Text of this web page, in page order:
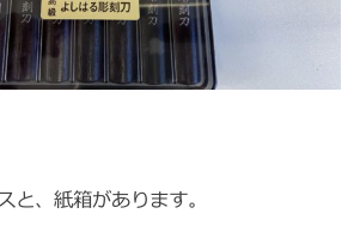
と、紙箱があります。